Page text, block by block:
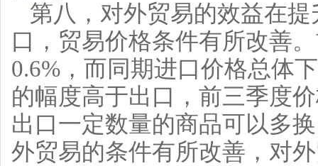
第八，对外贸易的效益在
口，贸易价格条件有所改善
0.6%，而同期进口价格总体
的幅度高于出口，前三季度
出口一定数量的商品可以多
外贸易的条件有所改善，对